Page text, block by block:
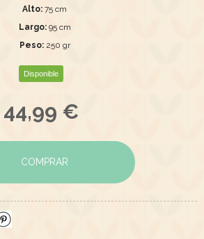
Alto: 75 cm
Largo: 95 cm
Peso: 250 gr
Disponible
44,99 €
COMPRAR